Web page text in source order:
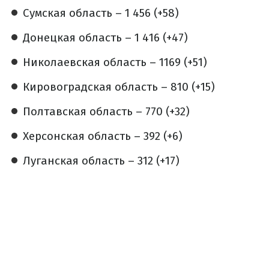
Сумская область – 1 456 (+58)
Донецкая область – 1 416 (+47)
Николаевская область – 1169 (+51)
Кировоградская область – 810 (+15)
Полтавская область – 770 (+32)
Херсонская область – 392 (+6)
Луганская область – 312 (+17)